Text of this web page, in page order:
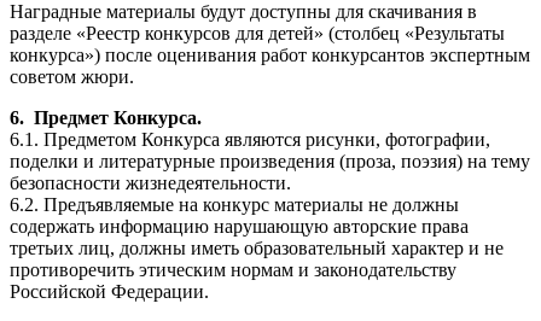
Наградные материалы будут доступны для скачивания в
разделе «Реестр конкурсов для детей» (столбец «Результаты
конкурса») после оценивания работ конкурсантов экспертным
советом жюри.
6. Предмет Конкурса.
6.1. Предметом Конкурса являются рисунки, фотографии,
поделки и литературные произведения (проза, поэзия) на тему
безопасности жизнедеятельности.
6.2. Предъявляемые на конкурс материалы не должны
содержать информацию нарушающую авторские права
третьих лиц, должны иметь образовательный характер и не
противоречить этическим нормам и законодательству
Российской Федерации.